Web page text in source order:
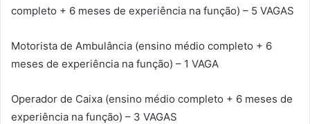
completo + 6 meses de experiência na função) – 5 VAGAS
Motorista de Ambulância (ensino médio completo + 6
meses de experiência na função) – 1 VAGA
Operador de Caixa (ensino médio completo + 6 meses de
experiência na função) – 3 VAGAS